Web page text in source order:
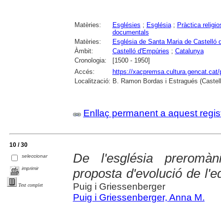
Matèries: Esglésies ; Església; Pràctica
documentals
Matèries:
Església de Santa Maria de Castelló
Àmbit:
Castelló d'Empúries ; Catalunya
Cronologia:
[1500 - 1950]
Accés:
https://
Localització: B. Ramon Bordas i Estragués
Enllaç permanent a aquest
10 / 30
seleccionar
imprimir
Text complet
De l'església
proposta d'evolució de
Puig i Griessenberger
Puig i Griessenberger, Anna M.